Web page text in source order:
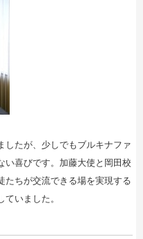
したが、少しでもブルキナファ
い喜びです。加藤大使と岡田校
たちが交流できる場を実現する
いました。